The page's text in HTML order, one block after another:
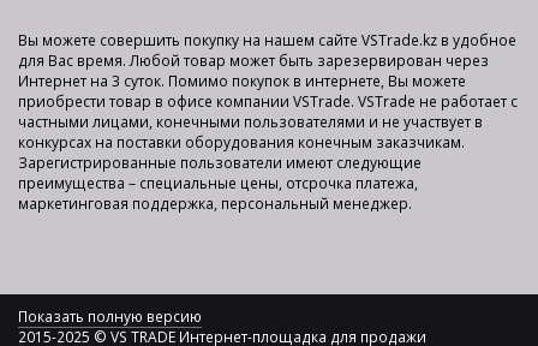
Вы можете совершить покупку на нашем сайте VSTrade.kz в удобное
для Вас время. Любой товар может быть зарезервирован через
Интернет на 3 суток. Помимо покупок в интернете, Вы можете
приобрести товар в офисе компании VSTrade. VSTrade не работает с
частными лицами, конечными пользователями и не участвует в
конкурсах на поставки оборудования конечным заказчикам.
Зарегистрированные пользователи имеют следующие
преимущества – специальные цены, отсрочка платежа,
маркетинговая поддержка, персональный менеджер.
Показать полную версию
2015-2025 © VS TRADE Интернет-площадка для продажи